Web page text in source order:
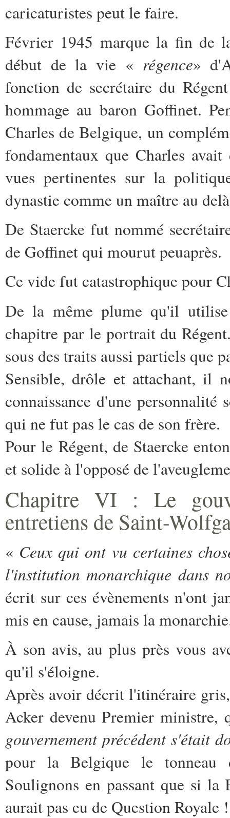
caricaturistes peut le faire.
Février 1945 marque la fin de
début de la vie « régence»
fonction de secrétaire du
hommage au baron Goffinet.
Charles de Belgique, un
fondamentaux que Charles
vues pertinentes sur la
dynastie comme un maître au
De Staercke fut nommé
de Goffinet qui mourut peuaprès.
Ce vide fut catastrophique pour
De la même plume qu'il
chapitre par le portrait du
sous des traits aussi partiels que
Sensible, drôle et attachant, il
connaissance d'une
qui ne fut pas le cas de son frère.
Pour le Régent, de Staercke
et solide à l'opposé de
Chapitre VI : Le
entretiens de Saint-
« Ceux qui ont vu certaines
l'institution monarchique dans
écrit sur ces évènements n'ont
mis en cause, jamais la
À son avis, au plus près vous
qu'il s'éloigne.
Après avoir décrit l'itinéraire
Acker devenu Premier
gouvernement précédent s'était
pour la Belgique le tonneau
Soulignons en passant que si
aurait pas eu de Question Royale !